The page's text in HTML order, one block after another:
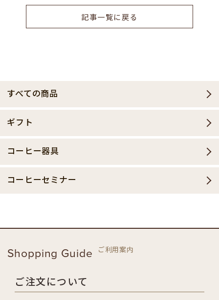
記事一覧に戻る
すべての商品
ギフト
コーヒー器具
コーヒーセミナー
Shopping Guide ご利用案内
ご注文について